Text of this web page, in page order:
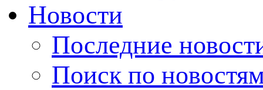
Новости
Последние
Поиск по